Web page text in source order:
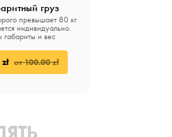
груз
превышает 80 кг
индивидуально.
и вес
от 100.00 zł